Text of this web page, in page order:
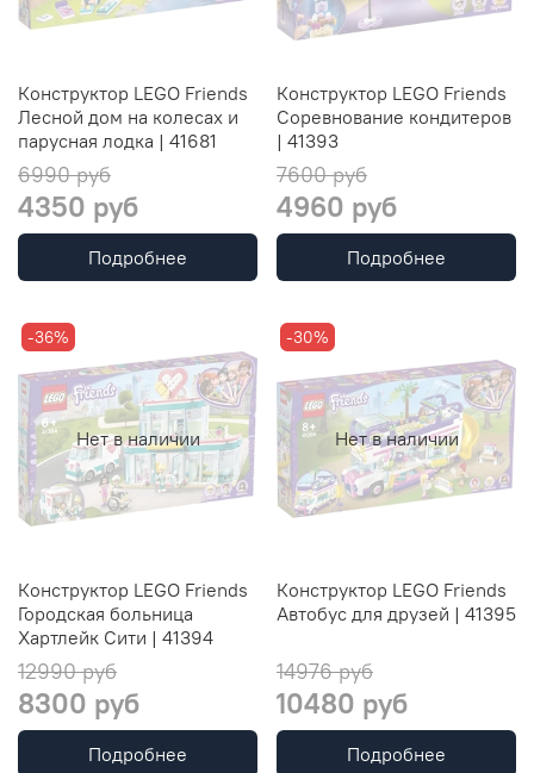
Конструктор LEGO Friends
Лесной дом на колесах и
парусная лодка | 41681
6990 руб
4350 руб
Подробнее
Конструктор LEGO Friends
Соревнование кондитеров
| 41393
7600 руб
4960 руб
Подробнее
Нет в наличии
-36%
Конструктор LEGO Friends
Городская больница
Хартлейк Сити | 41394
12990 руб
8300 руб
Подробнее
Нет в наличии
-30%
Конструктор LEGO Friends
Автобус для друзей | 41395
14976 руб
10480 руб
Подробнее